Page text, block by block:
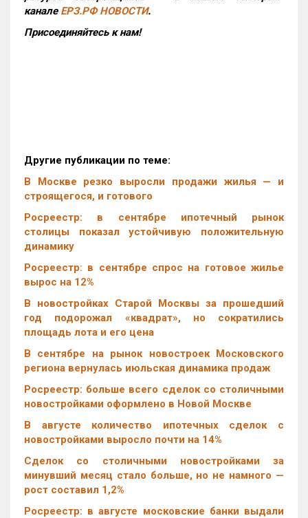
канале ЕРЗ.РФ НОВОСТИ.
Присоединяйтесь к нам!
Другие публикации по теме:
В Москве резко выросли продажи жилья — и
строящегося, и готового
Росреестр: в сентябре ипотечный рынок
столицы показал устойчивую положительную
динамику
Росреестр: в сентябре спрос на готовое жилье
вырос на 12%
В новостройках Старой Москвы за прошедший
год подорожал «квадрат», но сократились
площадь лота и его цена
В сентябре на рынок новостроек Московского
региона вернулась июльская динамика продаж
Росреестр: больше всего сделок со столичными
новостройками оформлено в Новой Москве
В августе количество ипотечных сделок с
новостройками выросло почти на 14%
Cделок со столичными новостройками за
минувший месяц стало больше, но не намного —
рост составил 1,2%
Росреестр: в августе московские банки выдали